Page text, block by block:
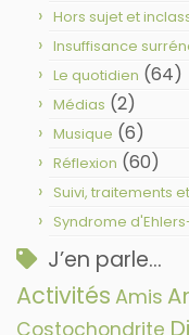
Hors sujet et
Insuffisance
Le quotidien (64)
Médias (2)
Musique (6)
Réflexion (60)
Suivi, traitements
Syndrome
J’en parle…
Activités Amis
Costochondrite